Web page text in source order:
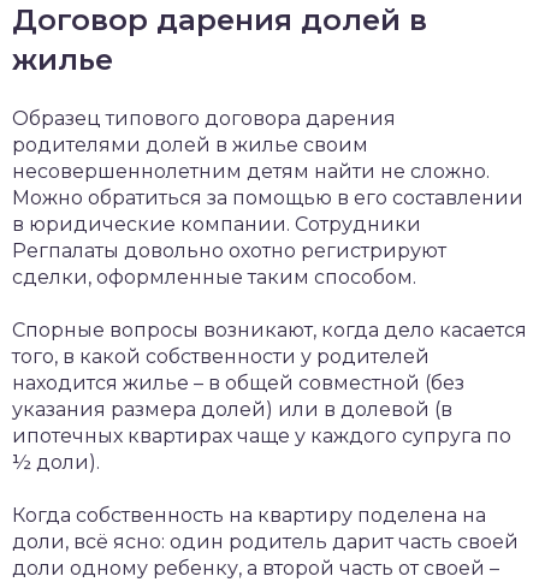
Договор дарения долей в
жилье
Образец типового договора дарения
родителями долей в жилье своим
несовершеннолетним детям найти не сложно.
Можно обратиться за помощью в его составлении
в юридические компании. Сотрудники
Регпалаты довольно охотно регистрируют
сделки, оформленные таким способом.
Спорные вопросы возникают, когда дело касается
того, в какой собственности у родителей
находится жилье – в общей совместной (без
указания размера долей) или в долевой (в
ипотечных квартирах чаще у каждого супруга по
½ доли).
Когда собственность на квартиру поделена на
доли, всё ясно: один родитель дарит часть своей
доли одному ребенку, а второй часть от своей –